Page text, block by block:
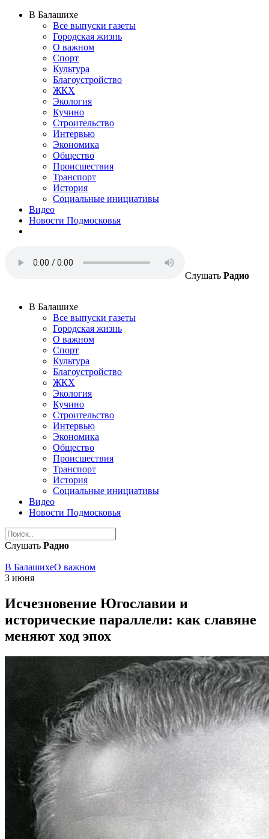
В Балашихе
Все выпуски газеты
Городская жизнь
О важном
Спорт
Культура
Благоустройство
ЖКХ
Экология
Кучино
Строительство
Интервью
Экономика
Общество
Происшествия
Транспорт
История
Социальные инициативы
Видео
Новости Подмосковья
Слушать Радио
В Балашихе
Все выпуски газеты
Городская жизнь
О важном
Спорт
Культура
Благоустройство
ЖКХ
Экология
Кучино
Строительство
Интервью
Экономика
Общество
Происшествия
Транспорт
История
Социальные инициативы
Видео
Новости Подмосковья
Слушать Радио
В БалашихеО важном
3 июня
Исчезновение Югославии и
исторические параллели: как славяне
меняют ход эпох